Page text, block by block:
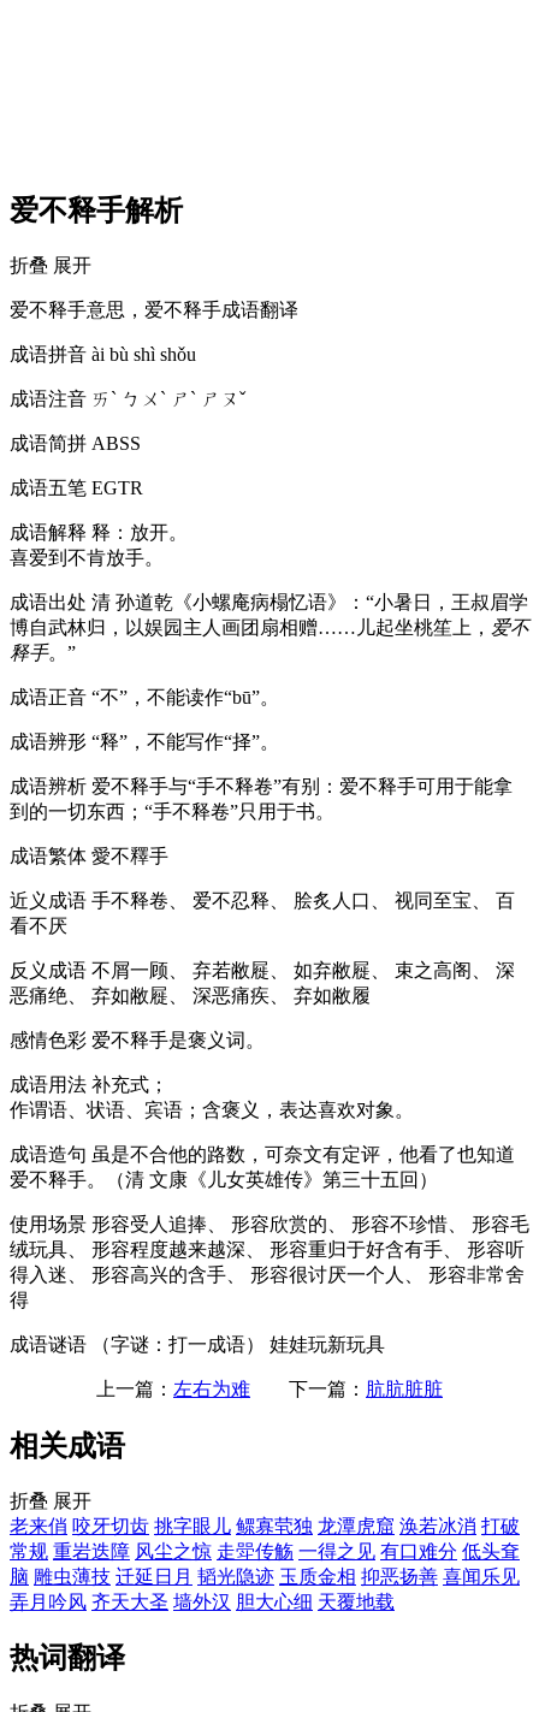
爱不释手解析
折叠 展开
爱不释手意思，爱不释手成语翻译
成语拼音 ài bù shì shǒu
成语注音 ㄞˋ ㄅㄨˋ ㄕˋ ㄕㄡˇ
成语简拼 ABSS
成语五笔 EGTR
成语解释 释：放开。
喜爱到不肯放手。
成语出处 清 孙道乾《小螺庵病榻忆语》：“小暑日，王叔眉学
博自武林归，以娱园主人画团扇相赠……儿起坐桃笙上， 爱不
释手。”
成语正音 “不”，不能读作“bū”。
成语辨形 “释”，不能写作“择”。
成语辨析 爱不释手与“手不释卷”有别：爱不释手可用于能拿
到的一切东西；“手不释卷”只用于书。
成语繁体 愛不釋手
近义成语 手不释卷、 爱不忍释、 脍炙人口、 视同至宝、 百
看不厌
反义成语 不屑一顾、 弃若敝屣、 如弃敝屣、 束之高阁、 深
恶痛绝、 弃如敝屣、 深恶痛疾、 弃如敝履
感情色彩 爱不释手是褒义词。
成语用法 补充式；
作谓语、状语、宾语；含褒义，表达喜欢对象。
成语造句 虽是不合他的路数，可奈文有定评，他看了也知道
爱不释手。（清 文康《儿女英雄传》第三十五回）
使用场景 形容受人追捧、 形容欣赏的、 形容不珍惜、 形容毛
绒玩具、 形容程度越来越深、 形容重归于好含有手、 形容听
得入迷、 形容高兴的含手、 形容很讨厌一个人、 形容非常舍
得
成语谜语 （字谜：打一成语） 娃娃玩新玩具
上一篇： 左右为难 下一篇： 肮肮脏脏
相关成语
折叠 展开
老来俏 咬牙切齿 挑字眼儿 鳏寡茕独 龙潭虎窟 涣若冰消 打破
常规 重岩迭障 风尘之惊 走斝传觞 一得之见 有口难分 低头耷
脑 雕虫薄技 迁延日月 韬光隐迹 玉质金相 抑恶扬善 喜闻乐见
弄月吟风 齐天大圣 墙外汉 胆大心细 天覆地载
热词翻译